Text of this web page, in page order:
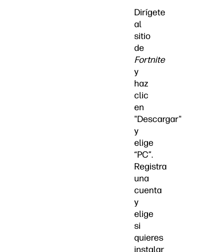
Dirígete
al
sitio
de
Fortnite
y
haz
clic
en
"Descargar"
y
elige
“PC”.
Registra
una
cuenta
y
elige
si
quieres
instalar